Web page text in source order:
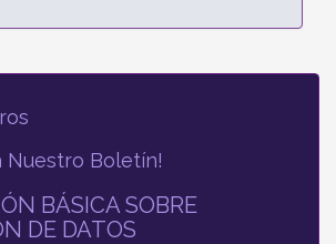
Nuestro Boletín!
BÁSICA SOBRE
DE DATOS